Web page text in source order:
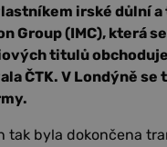
irské důlní
Group (IMC), která
titulů
ČTK. V Londýně se
tak byla dokončena